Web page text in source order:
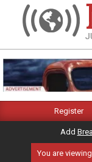
ES-
Navigation
Register
Add
You are